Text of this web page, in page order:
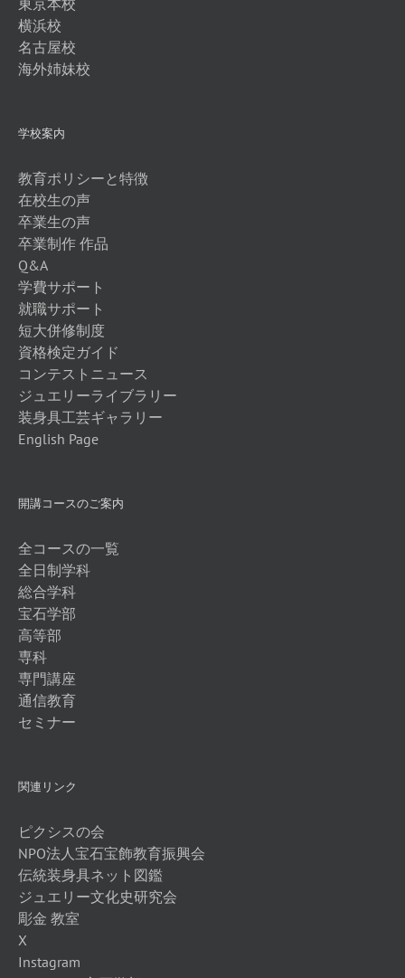
東京本校
横浜校
名古屋校
海外姉妹校
学校案内
教育ポリシーと特徴
在校生の声
卒業生の声
卒業制作 作品
Q&A
学費サポート
就職サポート
短大併修制度
資格検定ガイド
コンテストニュース
ジュエリーライブラリー
装身具工芸ギャラリー
English Page
開講コースのご案内
全コースの一覧
全日制学科
総合学科
宝石学部
高等部
専科
専門講座
通信教育
セミナー
関連リンク
ピクシスの会
NPO法人宝石宝飾教育振興会
伝統装身具ネット図鑑
ジュエリー文化史研究会
彫金 教室
X
Instagram